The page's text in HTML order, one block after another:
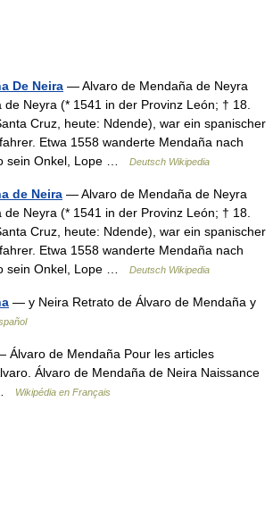
De Neira — Alvaro de Mendaña de Neyra
Neyra (* 1541 in der Provinz León; † 18.
Cruz, heute: Ndende), war ein spanischer
Etwa 1558 wanderte Mendaña nach
sein Onkel, Lope …
Deutsch Wikipedia
de Neira — Alvaro de Mendaña de Neyra
Neyra (* 1541 in der Provinz León; † 18.
Cruz, heute: Ndende), war ein spanischer
Etwa 1558 wanderte Mendaña nach
sein Onkel, Lope …
Deutsch Wikipedia
— y Neira Retrato de Álvaro de Mendaña y
Álvaro de Mendaña Pour les articles
Álvaro de Mendaña de Neira Naissance
Wikipédia en Français